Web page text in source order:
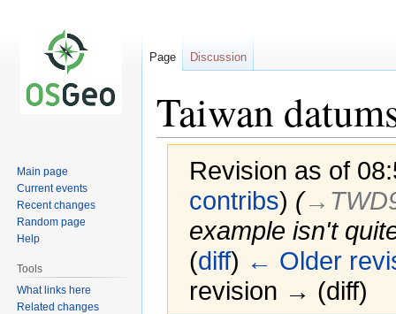
Taiwan
Revision as of
contribs) (
example isn't
(diff) ← Older
revision → (diff)
Page Discussion
Main page
Current events
Recent changes
Random page
Help
Tools
What links here
Related changes